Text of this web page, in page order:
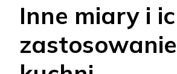
Inne miary i